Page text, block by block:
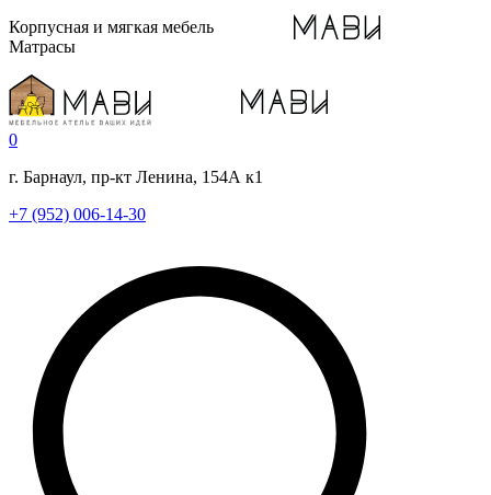
Корпусная и мягкая мебель
Матрасы
0
г. Барнаул, пр-кт Ленина, 154А к1
+7 (952) 006-14-30